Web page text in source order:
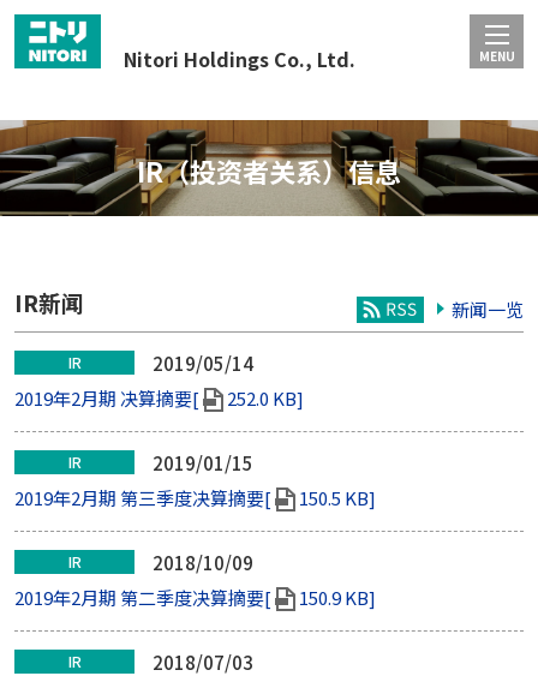
Nitori Holdings Co., Ltd. MENU
IR（投资者关系）信息
IR新闻 新闻一览
IR
2019/05/14
2019年2月期 决算摘要[
252.0 KB]
IR
2019/01/15
2019年2月期 第三季度决算摘要[
150.5 KB]
IR
2018/10/09
2019年2月期 第二季度决算摘要[
150.9 KB]
IR
2018/07/03